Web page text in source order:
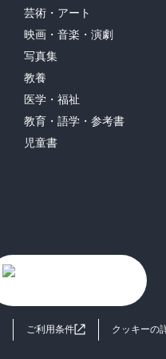
芸術・アート
映画・音楽・演劇
写真集
教養
医学・福祉
教育・語学・参考書
児童書
ご利用条件 クッキーの